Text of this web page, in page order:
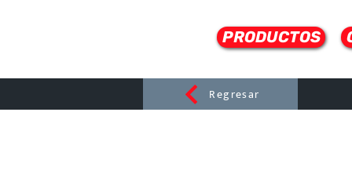
PRODUCTOS
Regresar